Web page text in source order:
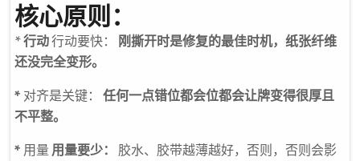
核心原则：
*行动行动要快：
刚撕开时是修复的最佳时机，纸张纤维
还没完全变形。
* 对齐是关键：
任何一点错位都会位都会让牌变得很厚且
不平整。
* 用量 用量要少：
胶水、胶带越薄越好，否则，否则会影